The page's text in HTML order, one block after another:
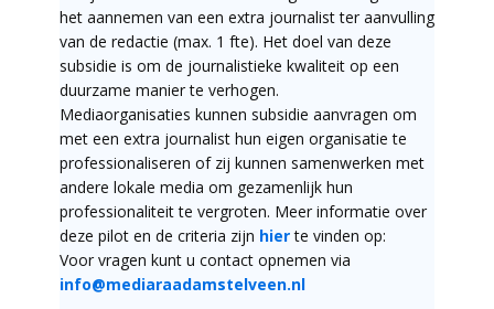
het aannemen van een extra journalist ter aanvulling
van de redactie (max. 1 fte). Het doel van deze
subsidie is om de journalistieke kwaliteit op een
duurzame manier te verhogen.
Mediaorganisaties kunnen subsidie aanvragen om
met een extra journalist hun eigen organisatie te
professionaliseren of zij kunnen samenwerken met
andere lokale media om gezamenlijk hun
professionaliteit te vergroten. Meer informatie over
deze pilot en de criteria zijn hierte vinden op:
Voor vragen kunt u contact opnemen via
info@mediaraadamstelveen.nl